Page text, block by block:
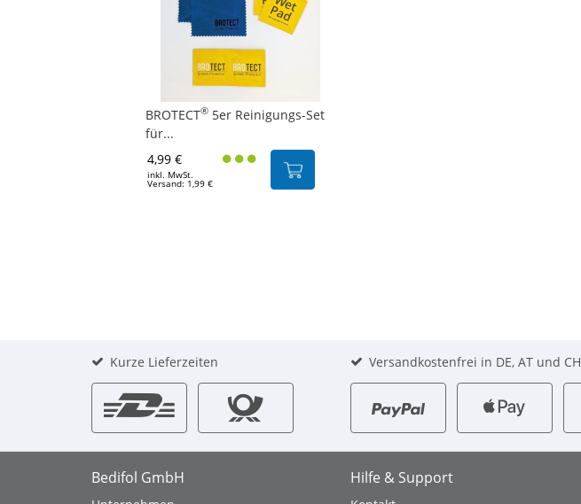
BROTECT®5er Reinigungs-Set
für...
4,99 €
inkl. MwSt.
Versand: 1,99 €
Kurze Lieferzeiten Versandkostenfrei in DE, AT und CH
Bedifol GmbH Hilfe & Support